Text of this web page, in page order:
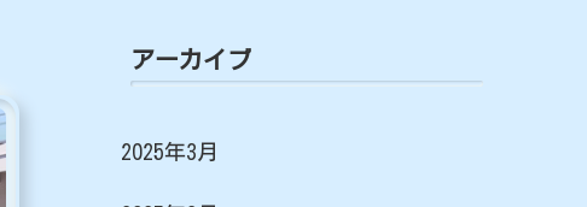
アーカイブ
2025年3月